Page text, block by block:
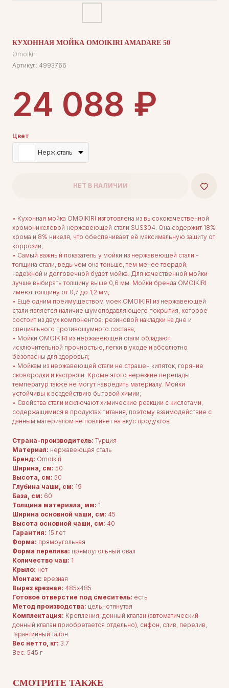
КУХОННАЯ МОЙКА OMOIKIRI AMADARE 50
Omoikiri
Артикул: 4993766
24 088 ₽
Цвет
Нерж.сталь
НЕТ В НАЛИЧИИ
• Кухонная мойка OMOIKIRI изготовлена из высококачественной
хромоникелевой нержавеющей стали SUS304. Она содержит 18%
хрома и 8% никеля, что обеспечивает её максимальную защиту от
коррозии;
• Самый важный показатель у мойки из нержавеющей стали -
толщина стали, ведь чем она тоньше, тем менее твердой,
надежной и долговечной будет мойка. Для качественной мойки
лучше выбирать толщину выше 0,6 мм. Мойки бренда OMOIKIRI
имеют толщину от 0,7 до 1,2 мм;
• Ещё одним преимуществом моек OMOIKIRI из нержавеющей
стали является наличие шумоподавляющего покрытия, которое
состоит из двух компонентов: резиновой накладки на дне и
специального противошумного состава;
• Мойки OMOIKIRI из нержавеющей стали обладают
исключительной прочностью, легки в уходе и абсолютно
безопасны для здоровья;
• Мойкам из нержавеющей стали не страшен кипяток, горячие
сковородки и кастрюли. Кроме этого нерезкие перепады
температур также не могут навредить материалу. Мойки
устойчивы к воздействию бытовой химии;
• Свойства стали исключают химические реакции с кислотами,
содержащимися в продуктах питания, поэтому взаимодействие с
данным материалом не повлияет на вкус продуктов.
Страна-производитель: Турция
Материал: нержавеющая сталь
Бренд: Omoikiri
Ширина, см: 50
Высота, см: 50
Глубина чаши, см: 19
База, см: 60
Толщина материала, мм: 1
Ширина основной чаши, см: 45
Высота основной чаши, см: 40
Гарантия: 15 лет
Форма: прямоугольная
Форма перелива: прямоугольный овал
Количество чаш: 1
Крыло: нет
Монтаж: врезная
Вырез врезная: 485x485
Готовое отверстие под смеситель: есть
Метод производства: цельнотянутая
Комплектация: Крепления, донный клапан (автоматический
донный клапан приобретается отдельно), сифон, слив, перелив,
гарантийный талон.
Вес нетто, кг: 3.7
Вес: 545 г
СМОТРИТЕ ТАКЖЕ
ДЛЯ ПОКУПАТЕЛЕЙ
Каталог
О нас
Сотрудничество